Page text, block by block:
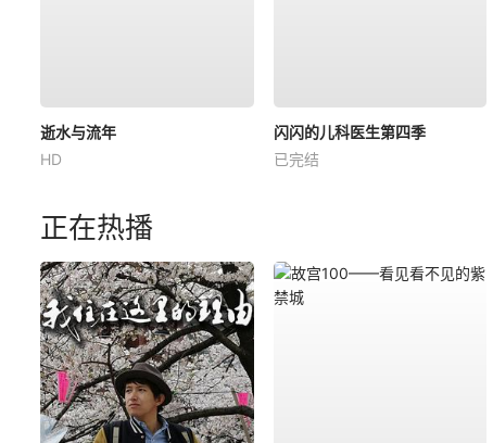
逝水与流年
HD
闪闪的儿科医生第四季
已完结
正在热播